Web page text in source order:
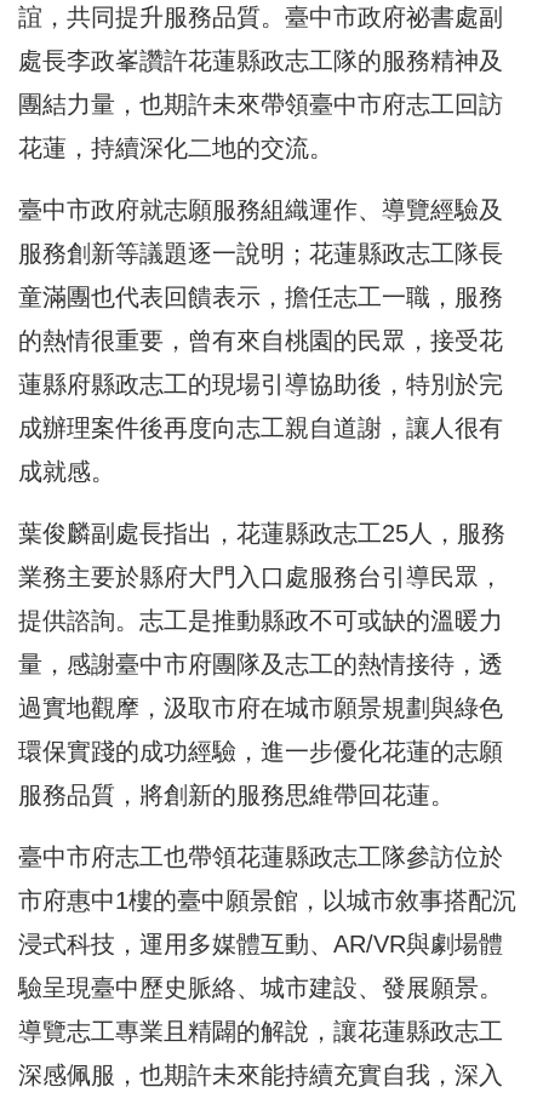
誼，共同提升服務品質。臺中市政府祕書處副
處長李政峯讚許花蓮縣政志工隊的服務精神及
團結力量，也期許未來帶領臺中市府志工回訪
花蓮，持續深化二地的交流。
臺中市政府就志願服務組織運作、導覽經驗及
服務創新等議題逐一說明；花蓮縣政志工隊長
童滿團也代表回饋表示，擔任志工一職，服務
的熱情很重要，曾有來自桃園的民眾，接受花
蓮縣府縣政志工的現場引導協助後，特別於完
成辦理案件後再度向志工親自道謝，讓人很有
成就感。
葉俊麟副處長指出，花蓮縣政志工25人，服務
業務主要於縣府大門入口處服務台引導民眾，
提供諮詢。志工是推動縣政不可或缺的溫暖力
量，感謝臺中市府團隊及志工的熱情接待，透
過實地觀摩，汲取市府在城市願景規劃與綠色
環保實踐的成功經驗，進一步優化花蓮的志願
服務品質，將創新的服務思維帶回花蓮。
臺中市府志工也帶領花蓮縣政志工隊參訪位於
市府惠中1樓的臺中願景館，以城市敘事搭配沉
浸式科技，運用多媒體互動、AR/VR與劇場體
驗呈現臺中歷史脈絡、城市建設、發展願景。
導覽志工專業且精闢的解說，讓花蓮縣政志工
深感佩服，也期許未來能持續充實自我，深入